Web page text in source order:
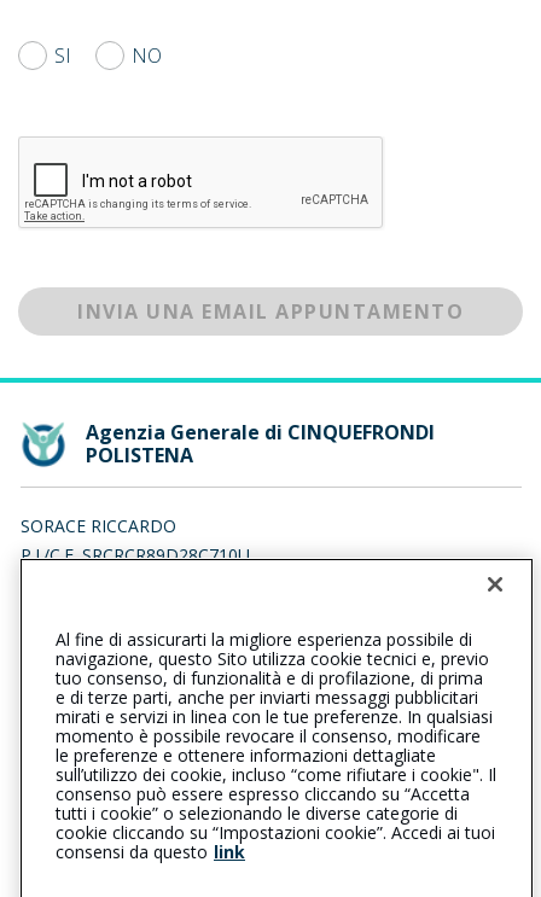
SI NO
INVIA UNA EMAIL APPUNTAMENTO
Agenzia Generale di CINQUEFRONDI
POLISTENA
SORACE RICCARDO
P.I./C.F. SRCRCR89D28C710U
0966941794
cinquefrondipolistena@cattolica.it
amministrazione@pec.easy1insurance.it
L’intermediario è soggetto al controllo dell’IVASS. Consulta il
Registro RUI al seguentelink
Al fine di assicurarti la migliore esperienza possibile di
navigazione, questo Sito utilizza cookie tecnici e, previo
tuo consenso, di funzionalità e di profilazione, di prima
e di terze parti, anche per inviarti messaggi pubblicitari
mirati e servizi in linea con le tue preferenze. In qualsiasi
momento è possibile revocare il consenso, modificare
le preferenze e ottenere informazioni dettagliate
sull’utilizzo dei cookie, incluso “come rifiutare i cookie". Il
consenso può essere espresso cliccando su “Accetta
tutti i cookie” o selezionando le diverse categorie di
cookie cliccando su “Impostazioni cookie”. Accedi ai tuoi
consensi da questo link